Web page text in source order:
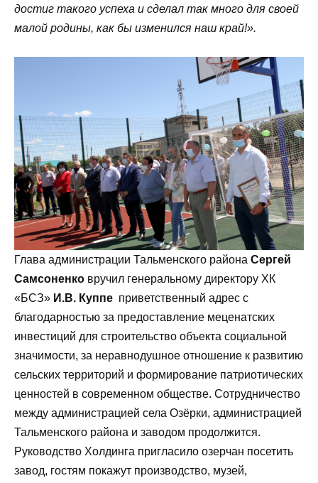
достиг такого успеха и сделал так много для своей
малой родины, как бы изменился наш край!».
Глава администрации Тальменского района Сергей
Самсоненко вручил генеральному директору ХК
«БСЗ» И.В. Куппе приветственный адрес с
благодарностью за предоставление меценатских
инвестиций для строительство объекта социальной
значимости, за неравнодушное отношение к развитию
сельских территорий и формирование патриотических
ценностей в современном обществе. Сотрудничество
между администрацией села Озёрки, администрацией
Тальменского района и заводом продолжится.
Руководство Холдинга пригласило озерчан посетить
завод, гостям покажут производство, музей,